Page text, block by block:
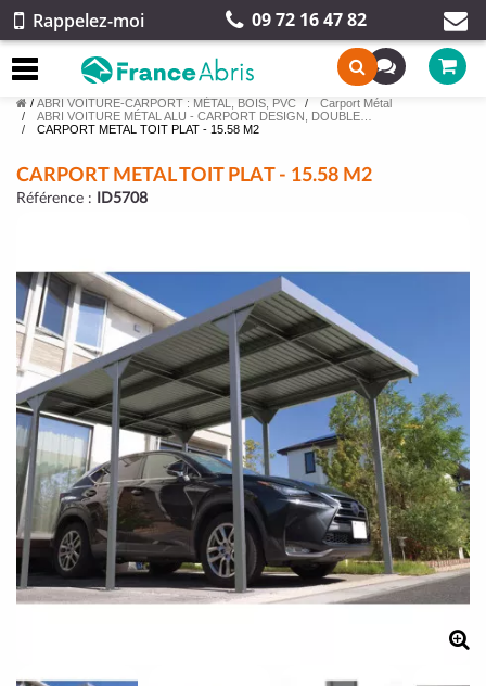
Rappelez-moi 09 72 16 47 82
/ ABRI VOITURE-CARPORT : MÉTAL, BOIS, PVC
Carport Métal
ABRI VOITURE MÉTAL ALU - CARPORT DESIGN, DOUBLE…
CARPORT METAL TOIT PLAT - 15.58 M2
CARPORT METAL TOIT PLAT - 15.58 M2
Référence : ID5708